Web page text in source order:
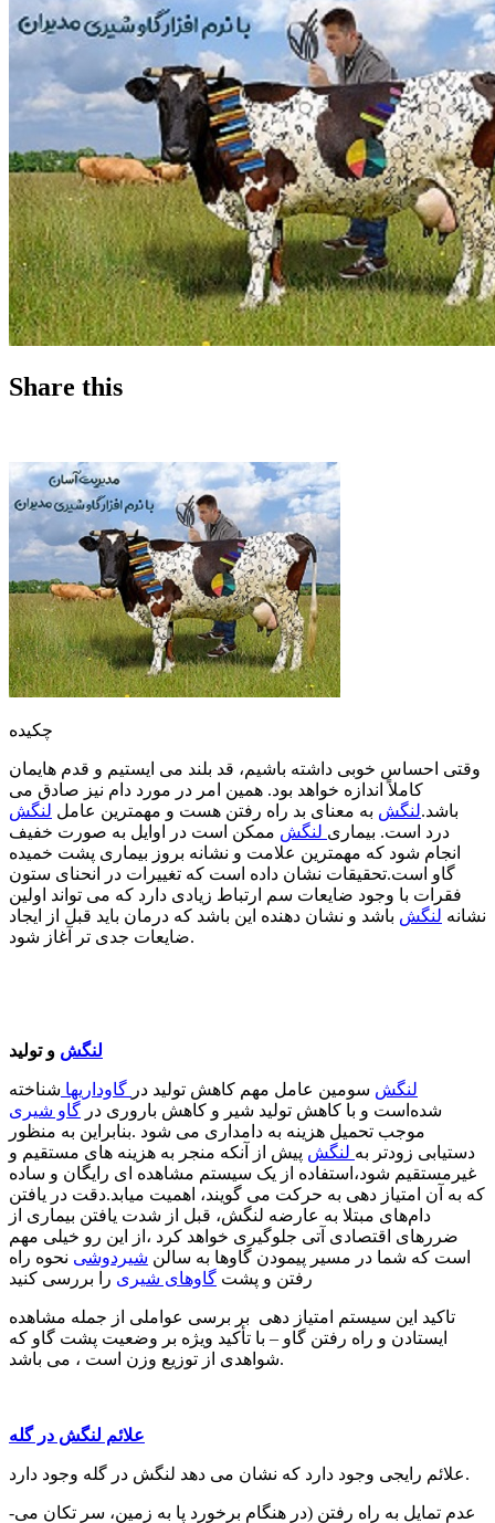
Share this
چکیده
وقتی احساس خوبی داشته باشیم، قد بلند می ایستیم و قدم هایمان
کاملاً اندازه خواهد بود. همین امر در مورد دام نیز صادق می
باشد.لنگش به معنای بد راه رفتن هست و مهمترین عامل لنگش
درد است. بیماری لنگش ممکن است در اوایل به صورت خفیف
انجام شود که مهمترین علامت و نشانه بروز بیماری پشت خمیده
گاو است.تحقیقات نشان داده است که تغییرات در انحنای ستون
فقرات با وجود ضایعات سم ارتباط زیادی دارد که می تواند اولین
نشانه لنگش باشد و نشان دهنده این باشد که درمان باید قبل از ایجاد
ضایعات جدی تر آغاز شود.
لنگش و تولید
لنگش سومین عامل مهم کاهش تولید در گاوداریها شناخته
شده‌است و با کاهش تولید شیر و کاهش باروری در گاو شیری
موجب تحمیل هزینه به دامداری می شود .بنابراین به منظور
دستیابی زودتر به لنگش پیش از آنکه منجر به هزینه های مستقیم و
غیرمستقیم شود،استفاده از یک سیستم مشاهده ای رایگان و ساده
که به آن امتیاز دهی به حرکت می گویند، اهمیت میابد.دقت در یافتن
دام‌های مبتلا به عارضه لنگش، قبل از شدت یافتن بیماری از
ضررهای اقتصادی آتی جلوگیری خواهد کرد ،از این رو خیلی مهم
است که شما در مسیر پیمودن گاوها به سالن شیردوشی نحوه راه
رفتن و پشت گاوهای شیری را بررسی کنید
تاکید این سیستم امتیاز دهی بر برسی عواملی از جمله مشاهده
ایستادن و راه رفتن گاو – با تأکید ویژه بر وضعیت پشت گاو که
شواهدی از توزیع وزن است ، می باشد.
علائم لنگش در گله
علائم رایجی وجود دارد که نشان می دهد لنگش در گله وجود دارد.
-عدم تمایل به راه رفتن (در هنگام برخورد پا به زمین، سر تکان می